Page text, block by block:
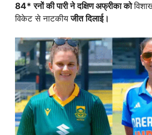
84* रनों की पारी ने दक्षिण अफ्रीका को
विकेट से नाटकीयजीत दिलाई।